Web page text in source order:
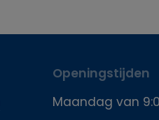
Openingstijden
Maandag van